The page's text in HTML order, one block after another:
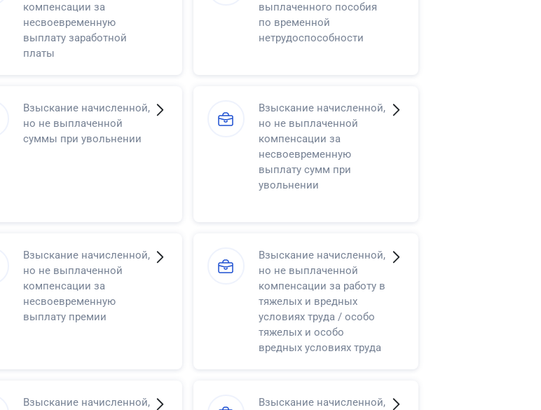
компенсации за
несвоевременную
выплату заработной
платы
выплаченного пособия
по временной
нетрудоспособности
Взыскание начисленной,
но не выплаченной
суммы при увольнении
Взыскание начисленной,
но не выплаченной
компенсации за
несвоевременную
выплату сумм при
увольнении
Взыскание начисленной,
но не выплаченной
компенсации за
несвоевременную
выплату премии
Взыскание начисленной,
но не выплаченной
компенсации за работу в
тяжелых и вредных
условиях труда / особо
тяжелых и особо
вредных условиях труда
Взыскание начисленной,
Взыскание начисленной,